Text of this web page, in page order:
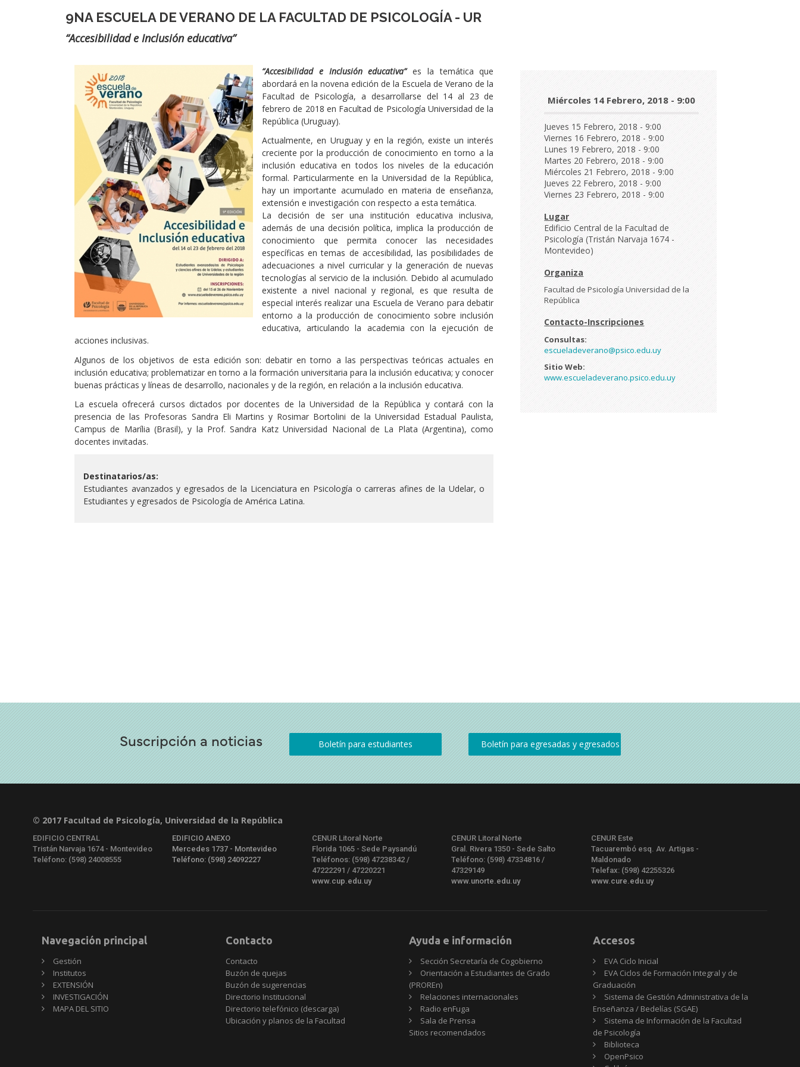
9NA ESCUELA DE VERANO DE LA FACULTAD DE PSICOLOGÍA - UR
Subtítulo
“Accesibilidad e Inclusión educativa”
Día
y
hora
Miércoles 14 Febrero, 2018 - 9:00
Otras
fechas
Jueves 15 Febrero, 2018 - 9:00
Viernes 16 Febrero, 2018 - 9:00
Lunes 19 Febrero, 2018 - 9:00
Martes 20 Febrero, 2018 - 9:00
Miércoles 21 Febrero, 2018 - 9:00
Jueves 22 Febrero, 2018 - 9:00
Viernes 23 Febrero, 2018 - 9:00
Lugar
Edificio Central de la Facultad de
Psicología (Tristán Narvaja 1674 -
Montevideo)
Organiza
Facultad de Psicología Universidad de la
República
Contacto-Inscripciones
Consultas:
escueladeverano@psico.edu.uy
Sitio Web:
www.escueladeverano.psico.edu.uy
Imágen “Accesibilidad e Inclusión educativa”es la temática que
abordará en la novena edición de la Escuela de Verano de la
Facultad de Psicología, a desarrollarse del 14 al 23 de
febrero de 2018 en Facultad de Psicología Universidad de la
República (Uruguay).
Actualmente, en Uruguay y en la región, existe un interés
creciente por la producción de conocimiento en torno a la
inclusión educativa en todos los niveles de la educación
formal. Particularmente en la Universidad de la República,
hay un importante acumulado en materia de enseñanza,
extensión e investigación con respecto a esta temática.
La decisión de ser una institución educativa inclusiva,
además de una decisión política, implica la producción de
conocimiento que permita conocer las necesidades
específicas en temas de accesibilidad, las posibilidades de
adecuaciones a nivel curricular y la generación de nuevas
tecnologías al servicio de la inclusión. Debido al acumulado
existente a nivel nacional y regional, es que resulta de
especial interés realizar una Escuela de Verano para debatir
entorno a la producción de conocimiento sobre inclusión
educativa, articulando la academia con la ejecución de
acciones inclusivas.
Algunos de los objetivos de esta edición son: debatir en torno a las perspectivas teóricas actuales en
inclusión educativa; problematizar en torno a la formación universitaria para la inclusión educativa; y conocer
buenas prácticas y líneas de desarrollo, nacionales y de la región, en relación a la inclusión educativa.
La escuela ofrecerá cursos dictados por docentes de la Universidad de la República y contará con la
presencia de las Profesoras Sandra Eli Martins y Rosimar Bortolini de la Universidad Estadual Paulista,
Campus de Marília (Brasil), y la Prof. Sandra Katz Universidad Nacional de La Plata (Argentina), como
docentes invitadas.
Destinatarios/as:
Estudiantes avanzados y egresados de la Licenciatura en Psicología o carreras afines de la Udelar, o
Estudiantes y egresados de Psicología de América Latina.
Suscripción a noticias
© 2017 Facultad de Psicología, Universidad de la República
EDIFICIO CENTRAL
Tristán Narvaja 1674 - Montevideo
Teléfono: (598) 24008555
EDIFICIO ANEXO
Mercedes 1737 - Montevideo
Teléfono: (598) 24092227
CENUR Litoral Norte
Florida 1065 - Sede Paysandú
Teléfonos: (598) 47238342 /
47222291 / 47220221
www.cup.edu.uy
CENUR Litoral Norte
Gral. Rivera 1350 - Sede Salto
Teléfono: (598) 47334816 /
47329149
www.unorte.edu.uy
CENUR Este
Tacuarembó esq. Av. Artigas -
Maldonado
Telefax: (598) 42255326
www.cure.edu.uy
Navegación principal
Gestión
Institutos
EXTENSIÓN
INVESTIGACIÓN
MAPA DEL SITIO
Contacto
Contacto
Buzón de quejas
Buzón de sugerencias
Directorio Institucional
Directorio telefónico (descarga)
Ubicación y planos de la Facultad
Ayuda e información
Sección Secretaría de Cogobierno
Orientación a Estudiantes de Grado
(PROREn)
Relaciones internacionales
Radio enFuga
Sala de Prensa
Sitios
Sitios recomendados
Accesos
EVA Ciclo Inicial
EVA Ciclos de Formación Integral y de
Graduación
Sistema de Gestión Administrativa de la
Enseñanza / Bedelías (SGAE)
Sistema de Información de la Facultad
de Psicología
Biblioteca
OpenPsico